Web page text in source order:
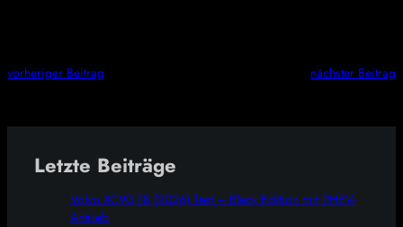
vorheriger Beitrag nächster Beitrag
Letzte Beiträge
Volvo XC90 T8 (2026) Test – Black Edition mit PHEV-
Antrieb